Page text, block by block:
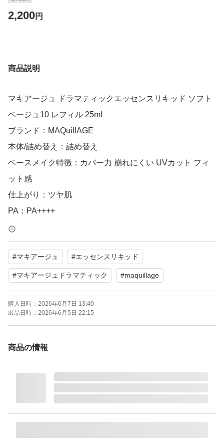
2,200円
商品説明
マキアージュ ドラマティックエッセンスリキッド ソフト
ベージュ10 レフィル 25ml
ブランド：MAQuillAGE
本体/詰め替え：詰め替え
ベースメイク特徴：カバー力 崩れにくい UVカット フィ
ット感
仕上がり：ツヤ肌
PA：PA++++
SPF：50.0 SPF
未使用・未開封品です
#マキアージュ #エッセンスリキッド
#マキアージュドラマティック #maquillage
購入日時： 2026年6月7日 13:40
出品日時： 2026年6月5日 22:15
商品の情報